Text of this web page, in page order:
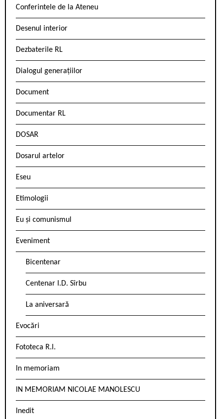
Conferintele de la Ateneu
Desenul interior
Dezbaterile RL
Dialogul generațiilor
Document
Documentar RL
DOSAR
Dosarul artelor
Eseu
Etimologii
Eu și comunismul
Eveniment
Bicentenar
Centenar I.D. Sîrbu
La aniversară
Evocări
Fototeca R.l.
In memoriam
IN MEMORIAM NICOLAE MANOLESCU
Inedit